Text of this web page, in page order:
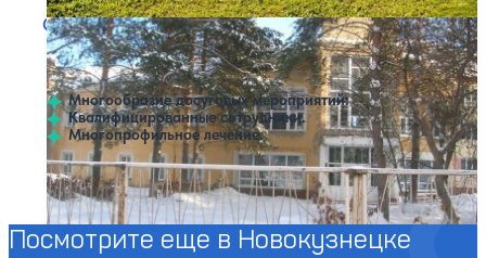
Санаторий Томь-Усинский
3.850 отзывов
Новокузнецк
Многообразие досуговых мероприятий.
Квалифицированные сотрудники.
Многопрофильное лечение.
Профилей лечения:6 Открытый бассейн SPA
Нет цен или свободных мест на выбранные даты
Выбрать другой вариант
Посмотрите еще в Новокузнецке